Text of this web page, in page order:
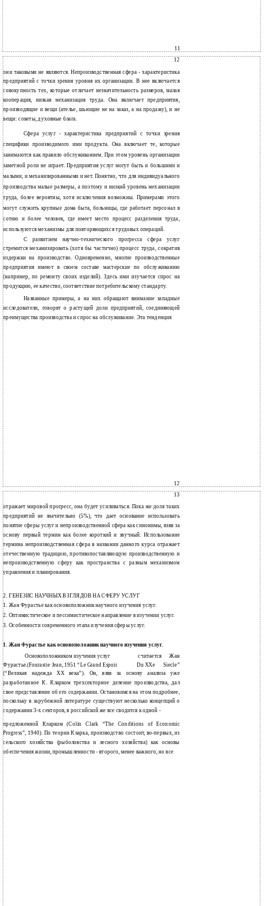
11
12
они таковыми не являются. Непроизводственная сфера - характеристика
предприятий с точки зрения уровня их организации. В нее включается
совокупность тех, которые отличает незначительность размеров, малая
кооперация, низкая механизация труда. Она включает предприятия,
производящие и вещи (ателье, шьющие не на заказ, а на продажу), и не
вещи: советы, духовные блага.
Сфера услуг - характеристика предприятий с точки зрения
специфики производимого ими продукта. Она включает те, которые
занимаются как правило обслуживанием. При этом уровень организации
заметной роли не играет. Предприятия услуг могут быть и большими и
малыми, и механизированными и нет. Понятно, что для индивидуального
производства малые размеры, а поэтому и низкий уровень механизации
труда, более вероятны, хотя исключения возможны. Примерами этого
могут служить крупные дома быта, больницы, где работает персонал в
сотню и более человек, где имеет место процесс разделения труда,
используются механизмы для повторяющихся трудовых операций.
С развитием научно-технического прогресса сфера услуг
стремится механизировать (хотя бы частично) процесс труда, сократив
издержки на производство. Одновременно, многие производственные
предприятия имеют в своем составе мастерские по обслуживанию
(например, по ремонту своих изделий). Здесь ими изучается спрос на
продукцию, ее качество, соответствие потребительскому стандарту.
Названные примеры, а на них обращают внимание западные
исследователи, говорят о растущей доли предприятий, соединяющей
преимущества производства и спрос на обслуживание. Эта тенденция
12
13
отражает мировой прогресс, она будет усиливаться. Пока же доля таких
предприятий не значительно (5%), что дает основание использовать
понятие сферы услуг и непроизводственной сфера как синонимы, взяв за
основу первый термин как более короткий и звучный. Использование
термина непроизводственная сфера в названии данного курса отражает
отечественную традицию, противопоставляющую производственную и
непроизводственную сферу как пространства с разным механизмом
управления и планирования.
2. ГЕНЕЗИС НАУЧНЫХ ВЗГЛЯДОВ НА СФЕРУ УСЛУГ
1. Жан Фурастье как основоположник научного изучения услуг.
2. Оптимистическое и пессимистическое направление в изучении услуг.
3. Особенности современного этапа изучения сферы услуг.
1. Жан Фурастье как основоположник научного изучения услуг.
Основоположником изучения услуг считается Жан
Фурастье.(Fourastie Jean, 1951 “Le Grand Espoir Du XХе Siecle”
(“Великая надежда ХХ века”). Он, взяв за основу анализа уже
разработанное К. Кларком трехсекторное деление производства, дал
свое представление об его содержании. Остановимся на этом подробнее,
поскольку в зарубежной литературе существуют несколько концепций о
содержании 3-х секторов, в российской же все сводится к одной -
предложенной Кларком (Colin Clark “The Conditions of Economic
Progress”, 1940). По теории Кларка, производство состоит, во-первых, из
сельского хозяйства (рыболовства и лесного хозяйства) как основы
обеспечения жизни, промышленности - второго, менее важного, но все